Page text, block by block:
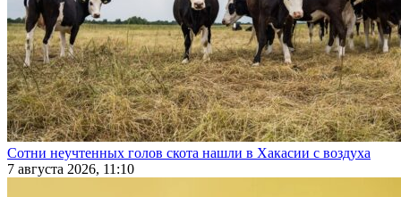
Сотни неучтенных голов скота нашли в Хакасии с воздуха
7 августа 2026, 11:10